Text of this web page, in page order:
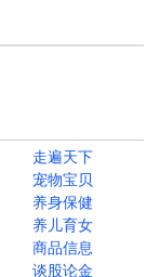
走遍天下
宠物宝贝
养身保健
养儿育女
商品信息
谈股论金